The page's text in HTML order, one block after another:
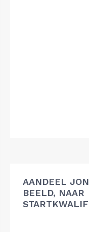
AANDEEL
BEELD, NAAR